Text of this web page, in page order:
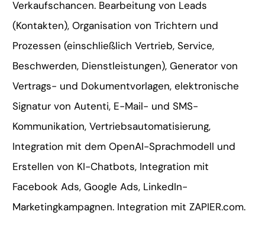
Verkaufschancen. Bearbeitung von Leads
(Kontakten), Organisation von Trichtern und
Prozessen (einschließlich Vertrieb, Service,
Beschwerden, Dienstleistungen), Generator von
Vertrags- und Dokumentvorlagen, elektronische
Signatur von Autenti, E-Mail- und SMS-
Kommunikation, Vertriebsautomatisierung,
Integration mit dem OpenAI-Sprachmodell und
Erstellen von KI-Chatbots, Integration mit
Facebook Ads, Google Ads, LinkedIn-
Marketingkampagnen. Integration mit ZAPIER.com.